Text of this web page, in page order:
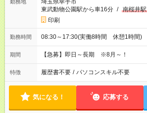
勤務地
埼玉県幸手市
東武動物公園駅から車16分 / 南桜井駅
印刷
勤務時間 08:30～17:30(実働8時間 休憩1時間)
期間 【急募】即日～長期 ※8月～！
特徴 履歴書不要 / パソコンスキル不要
気になる！ 応募する